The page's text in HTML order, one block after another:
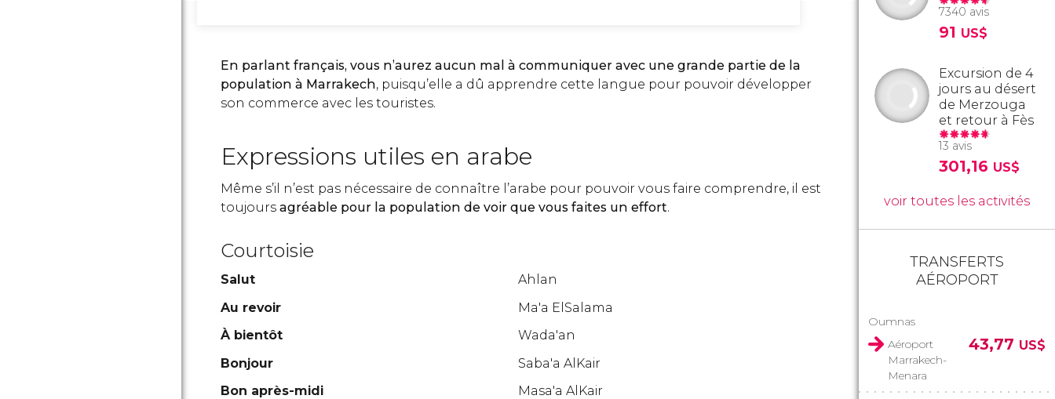
En parlant français, vous n’aurez aucun mal à communiquer avec une grande partie de la
population à Marrakech, puisqu’elle a dû apprendre cette langue pour pouvoir développer
son commerce avec les touristes.
Expressions utiles en arabe
Même s’il n’est pas nécessaire de connaître l’arabe pour pouvoir vous faire comprendre, il est
toujours agréable pour la population de voir que vous faites un effort.
Courtoisie
Salut
Ahlan
Au revoir
Ma'a ElSalama
À bientôt
Wada'an
Bonjour
Saba'a AlKair
Bon après-midi
Masa'a AlKair
7340 avis
91 US$
Excursion de 4
jours au désert
de Merzouga
et retour à Fès
13 avis
301,16 US$
voir toutes les activités
TRANSFERTS
AÉROPORT
Oumnas
Aéroport
Marrakech-
Menara
43,77 US$